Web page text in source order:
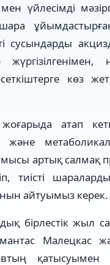
мен үйлесімді
сусындарды
көз
атап
және
артық салмақ
тиісті
айтуымыз керек.
бірлестік жыл
Малецкас
қатысуымен